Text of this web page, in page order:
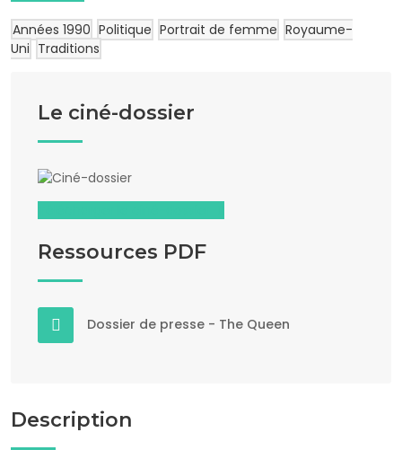
Années 1990 Politique Portrait de femme Royaume-
Uni Traditions
Le ciné-dossier
Ressources PDF
Dossier de presse - The Queen
Description